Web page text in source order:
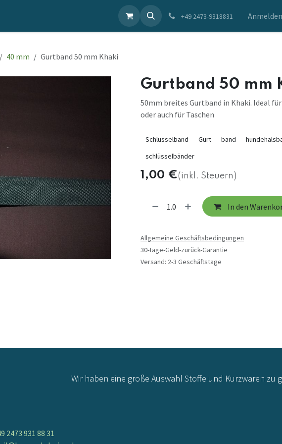
+49 2473-9318831 Anmelden
40 mm Gurtband 50 mm Khaki
Gurtband 50 mm
50mm breites Gurtband in Khaki. Ideal
oder auch für Taschen
Schlüsselband Gurt band
schlüsselbänder
1,00 €(inkl. Steuern)
In den
Allgemeine Geschäftsbedingungen
30-Tage-Geld-zurück-Garantie
Versand: 2-3 Geschäftstage
Wir haben eine große Auswahl Stoffe und Kurzwaren zu
2473 931 88 31